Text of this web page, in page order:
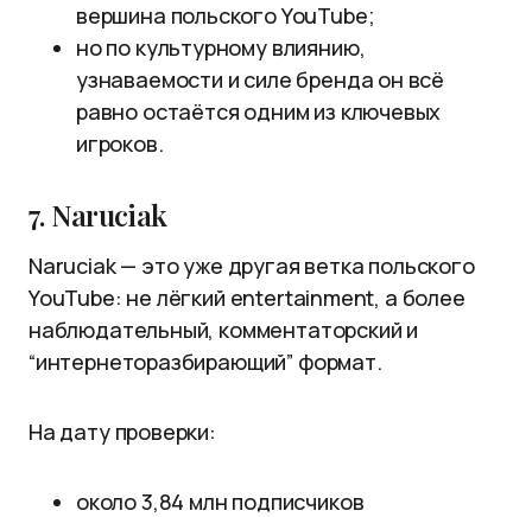
вершина польского YouTube;
но по культурному влиянию,
узнаваемости и силе бренда он всё
равно остаётся одним из ключевых
игроков.
7. Naruciak
Naruciak — это уже другая ветка польского
YouTube: не лёгкий entertainment, а более
наблюдательный, комментаторский и
“интернеторазбирающий” формат.
На дату проверки:
около 3,84 млн подписчиков